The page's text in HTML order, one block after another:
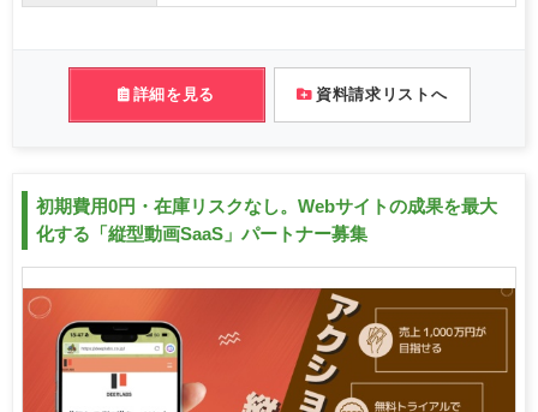
詳細を見る 資料請求リストへ
初期費用0円・在庫リスクなし。Webサイトの成果を最大
化する「縦型動画SaaS」パートナー募集